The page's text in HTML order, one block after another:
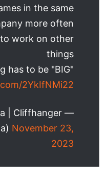
in the same
more often
work on other
things
has to be "BIG"
2YkIfNMi22
| Cliffhanger
November 23,
2023